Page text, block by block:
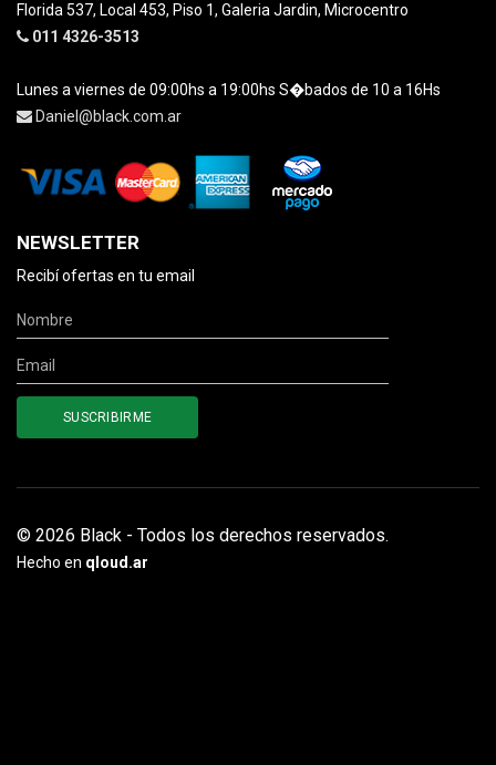
Florida 537, Local 453, Piso 1, Galeria Jardin, Microcentro
011 4326-3513
Lunes a viernes de 09:00hs a 19:00hs S�bados de 10 a 16Hs
Daniel@black.com.ar
NEWSLETTER
Recibí ofertas en tu email
© 2026 Black - Todos los derechos reservados.
Hecho en qloud.ar